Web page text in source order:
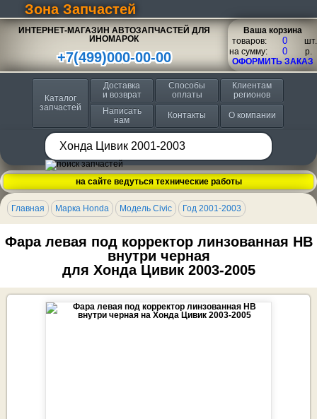
Зона Запчастей
ИНТЕРНЕТ-МАГАЗИН АВТОЗАПЧАСТЕЙ ДЛЯ
ИНОМАРОК
+7(499)000-00-00
Ваша корзина
товаров:
шт.
на сумму:
p.
ОФОРМИТЬ ЗАКАЗ
Каталог
запчастей
Доставка
и возврат
Способы
оплаты
Клиентам
регионов
Написать
нам
Контакты О компании
на сайте ведуться технические работы
Главная Марка Honda Модель Civic Год 2001-2003
Фара левая под корректор линзованная HB
внутри черная
для Хонда Цивик 2003-2005